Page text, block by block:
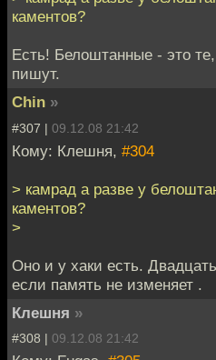
каментов?
Есть! Белоштанные - это
пишут.
Chin »
#307 | 09.12.08 21:42
Кому: Клешня, #304
> камрад а разве у
каментов?
>
Оно и у хаки есть.
если память не изменяет .
Клешня »
#308 | 09.12.08 21:42